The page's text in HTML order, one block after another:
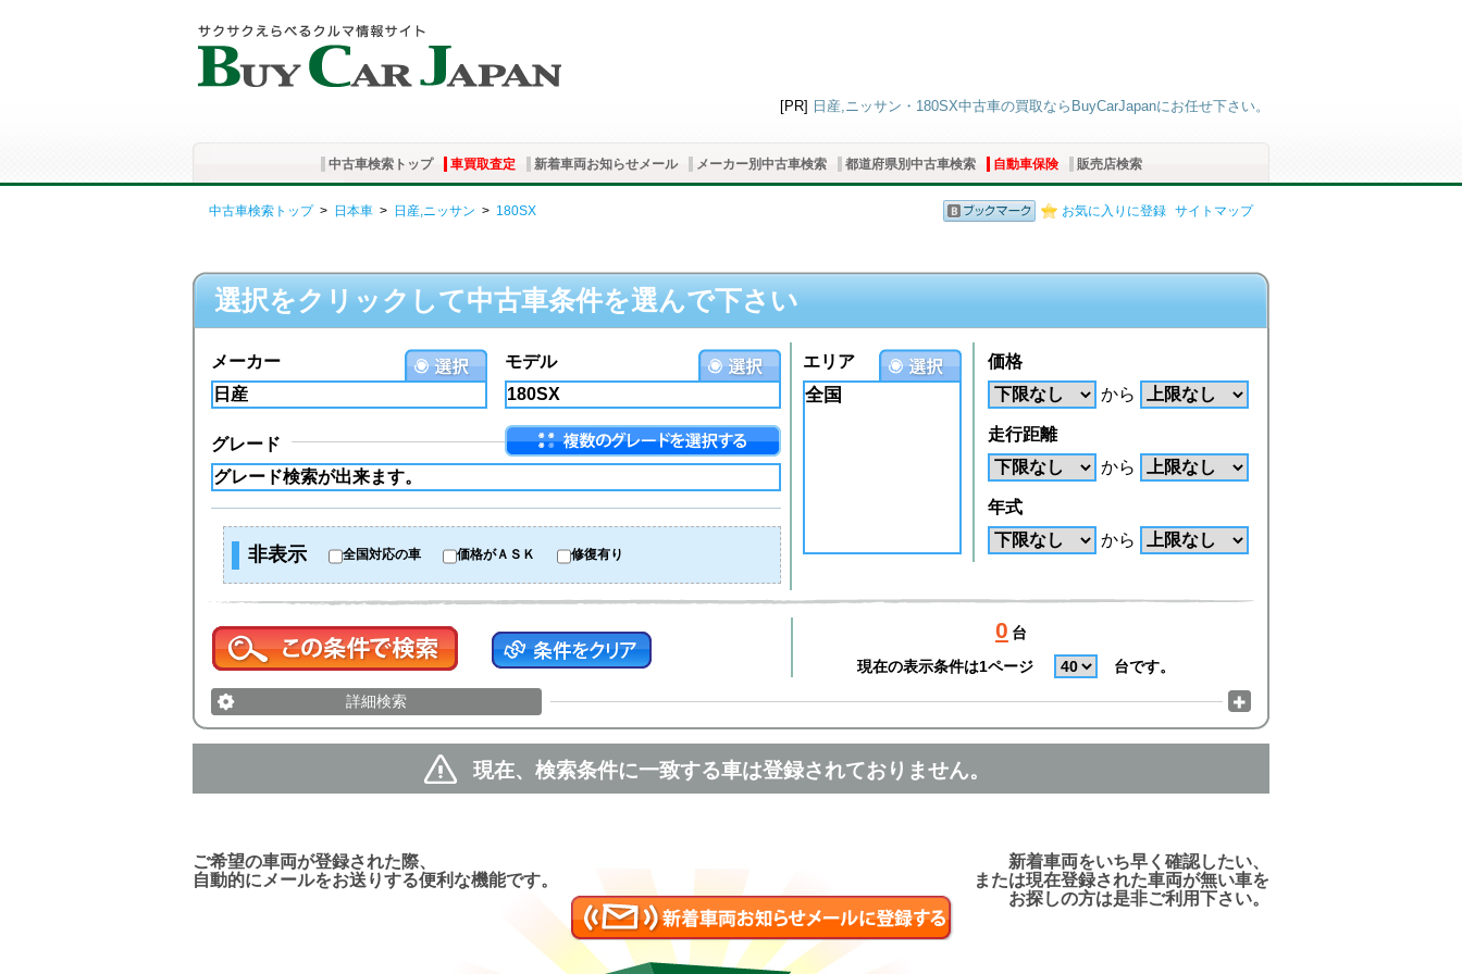
[PR] 日産,ニッサン・180SX中古車の買取ならBuyCarJapanにお任せ下さい。
中古車検索トップ 車買取査定 新着車両お知らせメール メーカー別中古車検索 都道府県別中古車検索 自動車保険 販売店検索
お気に入りに登録 サイトマップ
中古車検索トップ> 日本車 > 日産,ニッサン > 180SX
選択をクリックして中古車条件を選んで下さい
モデル
メーカー
グレード
非表示 全国対応の車 価格がＡＳＫ 修復有り
エリア
全国
価格
から
走行距離
から
年式
から
0 台
現在の表示条件は1ページ
台です。
詳細検索
現在、検索条件に一致する車は登録されておりません。
新着車両をいち早く確認したい、
または現在登録された車両が無い車を
お探しの方は是非ご利用下さい。
ご希望の車両が登録された際、
自動的にメールをお送りする便利な機能です。